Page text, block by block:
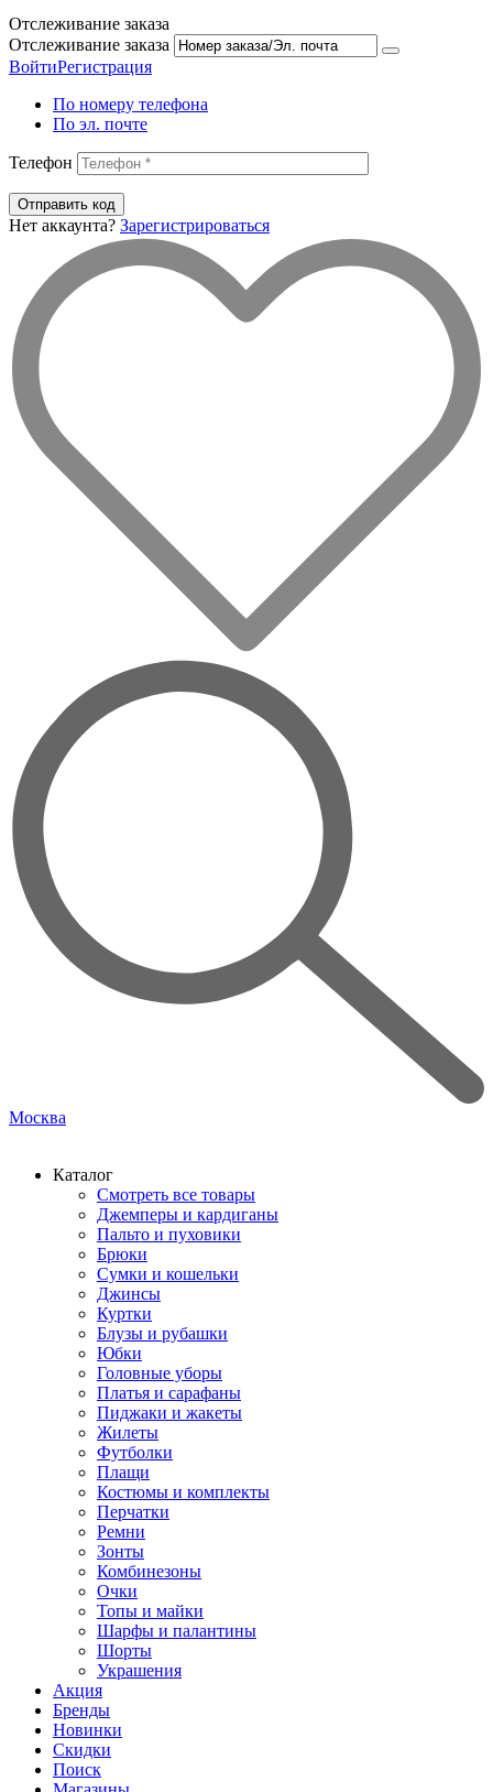
Отслеживание заказа
Отслеживание заказа
ВойтиРегистрация
По номеру телефона
По эл. почте
Телефон
Отправить код
Нет аккаунта? Зарегистрироваться
Москва
Каталог
Смотреть все товары
Джемперы и кардиганы
Пальто и пуховики
Брюки
Сумки и кошельки
Джинсы
Куртки
Блузы и рубашки
Юбки
Головные уборы
Платья и сарафаны
Пиджаки и жакеты
Жилеты
Футболки
Плащи
Костюмы и комплекты
Перчатки
Ремни
Зонты
Комбинезоны
Очки
Топы и майки
Шарфы и палантины
Шорты
Украшения
Акция
Бренды
Новинки
Скидки
Поиск